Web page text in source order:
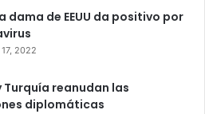
dama de EEUU da positivo por
2022
Turquía reanudan las
diplomáticas